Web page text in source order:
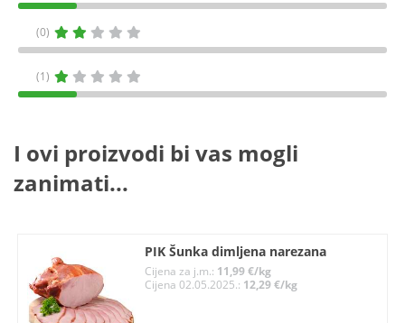
(0)
(1)
I ovi proizvodi bi vas mogli
zanimati...
PIK Šunka dimljena narezana
Cijena za j.m.: 11,99 €/kg
Cijena 02.05.2025.: 12,29 €/kg